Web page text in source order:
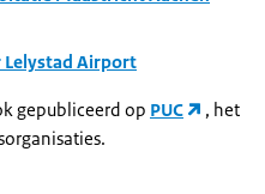
Lelystad Airport
gepubliceerd op PUC
, het